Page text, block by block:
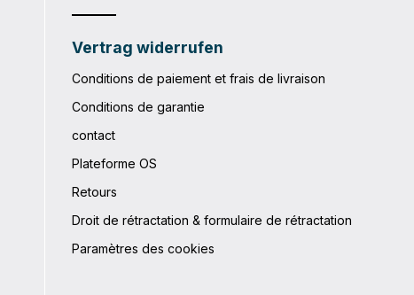
Vertrag widerrufen
Conditions de paiement et frais de livraison
Conditions de garantie
contact
Plateforme OS
Retours
Droit de rétractation & formulaire de rétractation
Paramètres des cookies